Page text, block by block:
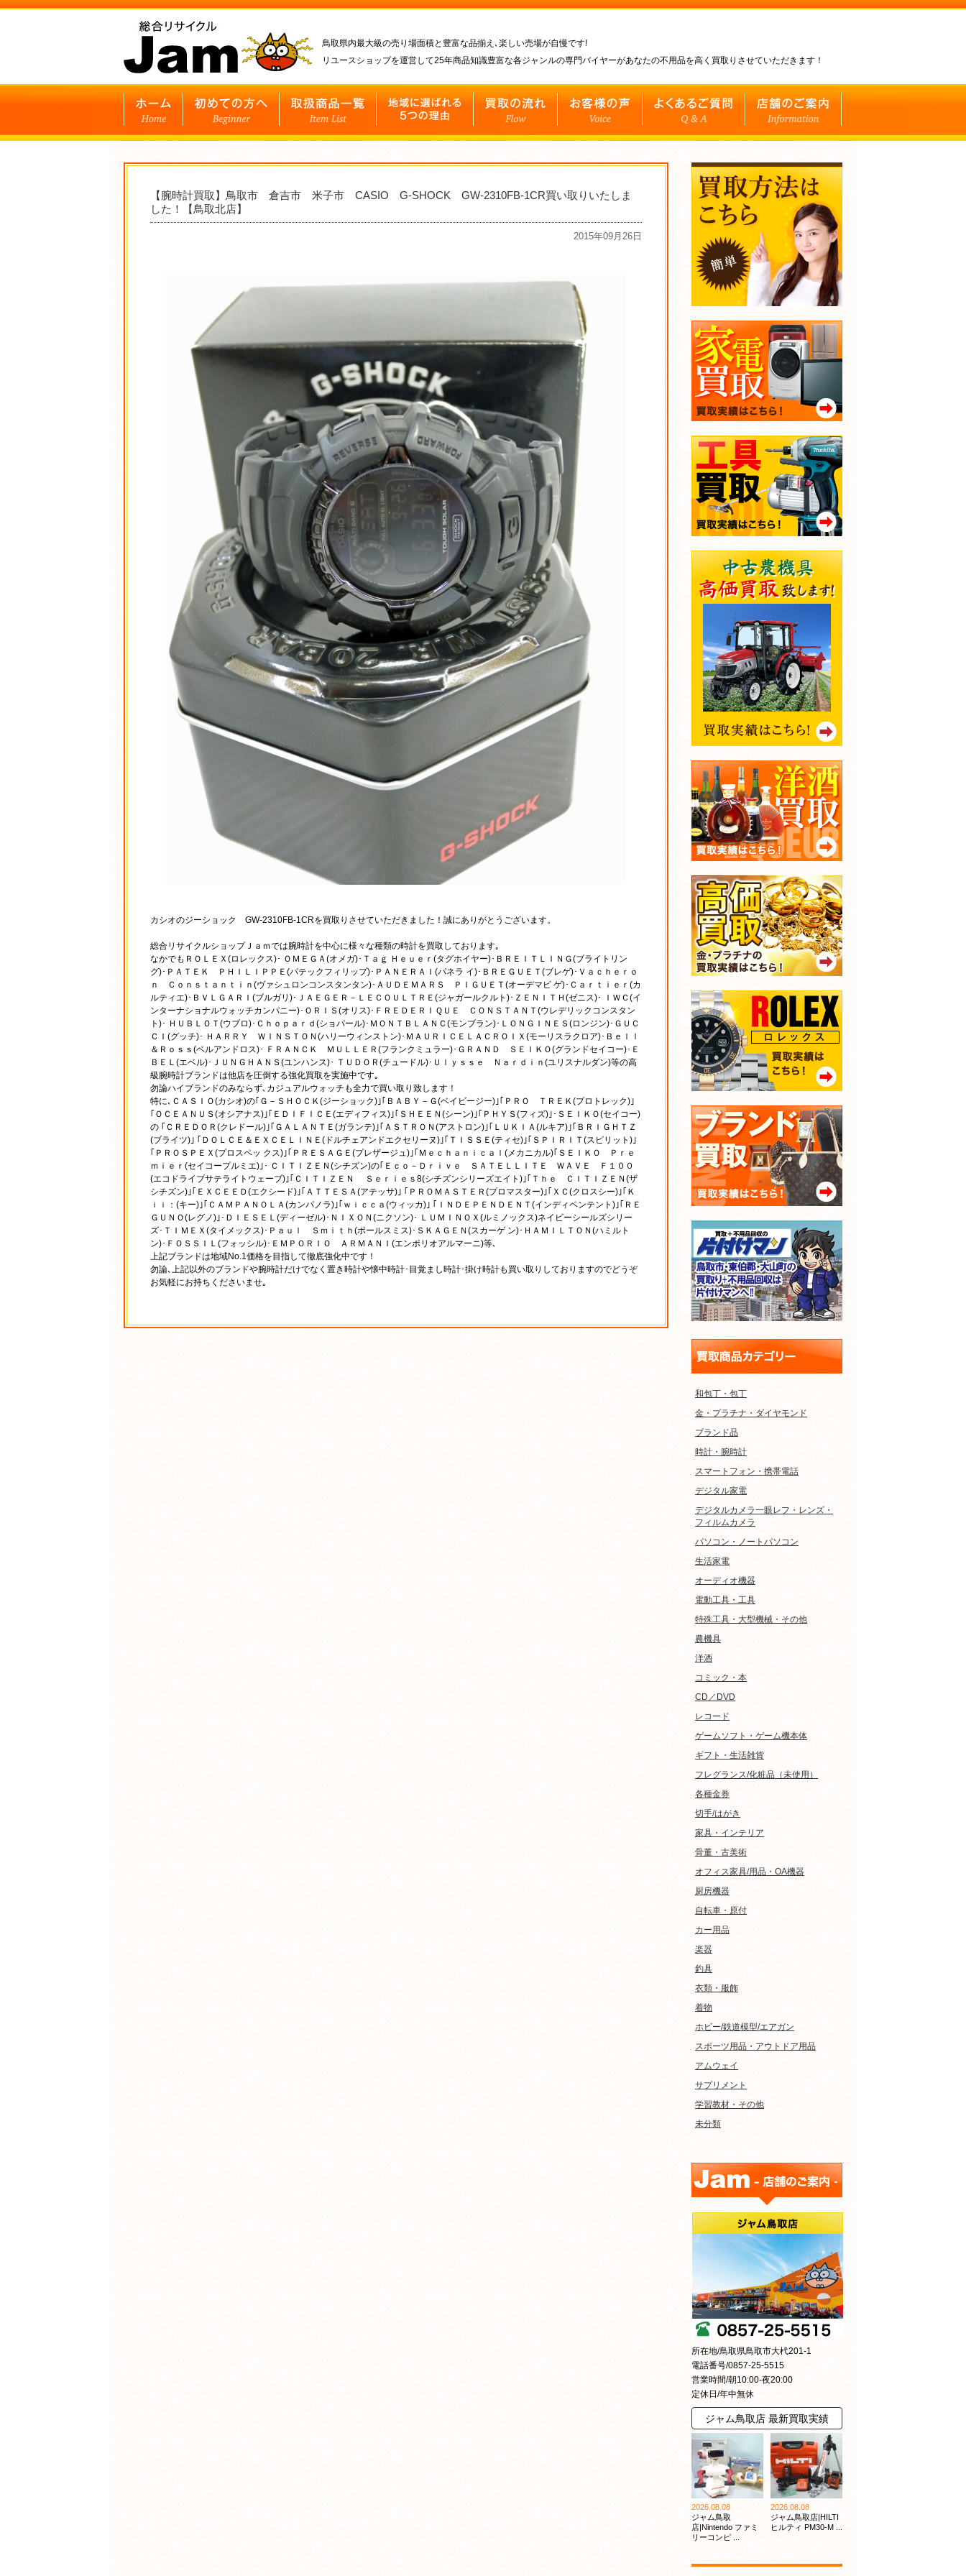
鳥取県内最大級の売り場面積と豊富な品揃え､楽しい売場が自慢です!
リユースショップを運営して25年商品知識豊富な各ジャンルの専門バイヤーがあなたの不用品を高く買取りさせていただきます！
【腕時計買取】鳥取市 倉吉市 米子市 CASIO G-SHOCK GW-2310FB-1CR買い取りいたしま
した！【鳥取北店】
2015年09月26日
カシオのジーショック GW-2310FB-1CRを買取りさせていただきました！誠にありがとうございます。
総合リサイクルショップＪａｍでは腕時計を中心に様々な種類の時計を買取しております｡
なかでもＲＯＬＥＸ(ロレックス)･ ＯＭＥＧＡ(オメガ)･Ｔａｇ Ｈｅｕｅｒ(タグホイヤー)･ＢＲＥＩＴＬＩＮＧ(ブライトリン
グ)･ＰＡＴＥＫ ＰＨＩＬＩＰＰＥ(パテックフィリップ)･ＰＡＮＥＲＡＩ(パネラ イ)･ＢＲＥＧＵＥＴ(ブレゲ)･Ｖａｃｈｅｒｏ
ｎ Ｃｏｎｓｔａｎｔｉｎ(ヴァシュロンコンスタンタン)･ＡＵＤＥＭＡＲＳ ＰＩＧＵＥＴ(オーデマピ ゲ)･Ｃａｒｔｉｅｒ(カ
ルティエ)･ＢＶＬＧＡＲＩ(ブルガリ)･ＪＡＥＧＥＲ－ＬＥＣＯＵＬＴＲＥ(ジャガールクルト)･ＺＥＮＩＴＨ(ゼニス)･ ＩＷＣ(イ
ンターナショナルウォッチカンパニー)･ＯＲＩＳ(オリス)･ＦＲＥＤＥＲＩＱＵＥ ＣＯＮＳＴＡＮＴ(ウレデリックコンスタン
ト)･ ＨＵＢＬＯＴ(ウブロ)･Ｃｈｏｐａｒｄ(ショパール)･ＭＯＮＴＢＬＡＮＣ(モンブラン)･ＬＯＮＧＩＮＥＳ(ロンジン)･ＧＵＣ
ＣＩ(グッチ)･ ＨＡＲＲＹ ＷＩＮＳＴＯＮ(ハリーウィンストン)･ＭＡＵＲＩＣＥＬＡＣＲＯＩＸ(モーリスラクロア)･Ｂｅｌｌ
＆Ｒｏｓｓ(ベルアンドロス)･ ＦＲＡＮＣＫ ＭＵＬＬＥＲ(フランクミュラー)･ＧＲＡＮＤ ＳＥＩＫＯ(グランドセイコー)･Ｅ
ＢＥＬ(エベル)･ＪＵＮＧＨＡＮＳ(ユンハンス)･ ＴＵＤＯＲ(チュードル)･Ｕｌｙｓｓｅ Ｎａｒｄｉｎ(ユリスナルダン)等の高
級腕時計ブランドは他店を圧倒する強化買取を実施中です｡
勿論ハイブランドのみならず､カジュアルウォッチも全力で買い取り致します！
特に､ＣＡＳＩＯ(カシオ)の｢Ｇ－ＳＨＯＣＫ(ジーショック)｣｢ＢＡＢＹ－Ｇ(ベイビージー)｣｢ＰＲＯ ＴＲＥＫ(プロトレック)｣
｢ＯＣＥＡＮＵＳ(オシアナス)｣｢ＥＤＩＦＩＣＥ(エディフィス)｣｢ＳＨＥＥＮ(シーン)｣｢ＰＨＹＳ(フィズ)｣･ＳＥＩＫＯ(セイコー)
の ｢ＣＲＥＤＯＲ(クレドール)｣｢ＧＡＬＡＮＴＥ(ガランテ)｣｢ＡＳＴＲＯＮ(アストロン)｣｢ＬＵＫＩＡ(ルキア)｣｢ＢＲＩＧＨＴＺ
(ブライツ)｣ ｢ＤＯＬＣＥ＆ＥＸＣＥＬＩＮＥ(ドルチェアンドエクセリーヌ)｣｢ＴＩＳＳＥ(ティセ)｣｢ＳＰＩＲＩＴ(スピリット)｣
｢ＰＲＯＳＰＥＸ(プロスペッ クス)｣｢ＰＲＥＳＡＧＥ(プレザージュ)｣｢Ｍｅｃｈａｎｉｃａｌ(メカニカル)｢ＳＥＩＫＯ Ｐｒｅ
ｍｉｅｒ(セイコープルミエ)｣･ ＣＩＴＩＺＥＮ(シチズン)の｢Ｅｃｏ－Ｄｒｉｖｅ ＳＡＴＥＬＬＩＴＥ ＷＡＶＥ Ｆ１００
(エコドライブサテライトウェーブ)｣｢ＣＩＴＩＺＥＮ Ｓｅｒｉｅｓ8(シチズンシリーズエイト)｣｢Ｔｈｅ ＣＩＴＩＺＥＮ(ザ
シチズン)｣｢ＥＸＣＥＥＤ(エクシード)｣｢ＡＴＴＥＳＡ(アテッサ)｣ ｢ＰＲＯＭＡＳＴＥＲ(プロマスター)｣｢ＸＣ(クロスシー)｣｢Ｋ
ｉｉ：(キー)｣｢ＣＡＭＰＡＮＯＬＡ(カンパノラ)｣｢ｗｉｃｃａ(ウィッカ)｣ ｢ＩＮＤＥＰＥＮＤＥＮＴ(インディペンテント)｣｢ＲＥ
ＧＵＮＯ(レグノ)｣･ＤＩＥＳＥＬ(ディーゼル)･ＮＩＸＯＮ(ニクソン)･ ＬＵＭＩＮＯＸ(ルミノックス)ネイビーシールズシリー
ズ･ＴＩＭＥＸ(タイメックス)･Ｐａｕｌ Ｓｍｉｔｈ(ポールスミス)･ＳＫＡＧＥＮ(スカーゲ ン)･ＨＡＭＩＬＴＯＮ(ハミルト
ン)･ＦＯＳＳＩＬ(フォッシル)･ＥＭＰＯＲＩＯ ＡＲＭＡＮＩ(エンポリオアルマーニ)等､
上記ブランドは地域No.1価格を目指して徹底強化中です！
勿論､上記以外のブランドや腕時計だけでなく置き時計や懐中時計･目覚まし時計･掛け時計も買い取りしておりますのでどうぞ
お気軽にお持ちくださいませ｡
和包丁・包丁
金・プラチナ・ダイヤモンド
ブランド品
時計・腕時計
スマートフォン・携帯電話
デジタル家電
デジタルカメラ一眼レフ・レンズ・
フィルムカメラ
パソコン・ノートパソコン
生活家電
オーディオ機器
電動工具・工具
特殊工具・大型機械・その他
農機具
洋酒
コミック・本
CD／DVD
レコード
ゲームソフト・ゲーム機本体
ギフト・生活雑貨
フレグランス/化粧品（未使用）
各種金券
切手/はがき
家具・インテリア
骨董・古美術
オフィス家具/用品・OA機器
厨房機器
自転車・原付
カー用品
楽器
釣具
衣類・服飾
着物
ホビー/鉄道模型/エアガン
スポーツ用品・アウトドア用品
アムウェイ
サプリメント
学習教材・その他
未分類
所在地/鳥取県鳥取市大杙201-1
電話番号/0857-25-5515
営業時間/朝10:00-夜20:00
定休日/年中無休
ジャム鳥取店 最新買取実績
2026.08.08
ジャム鳥取
店|Nintendo ファミ
リーコンピ ...
2026.08.08
ジャム鳥取店|HILTI
ヒルティ PM30-M ...